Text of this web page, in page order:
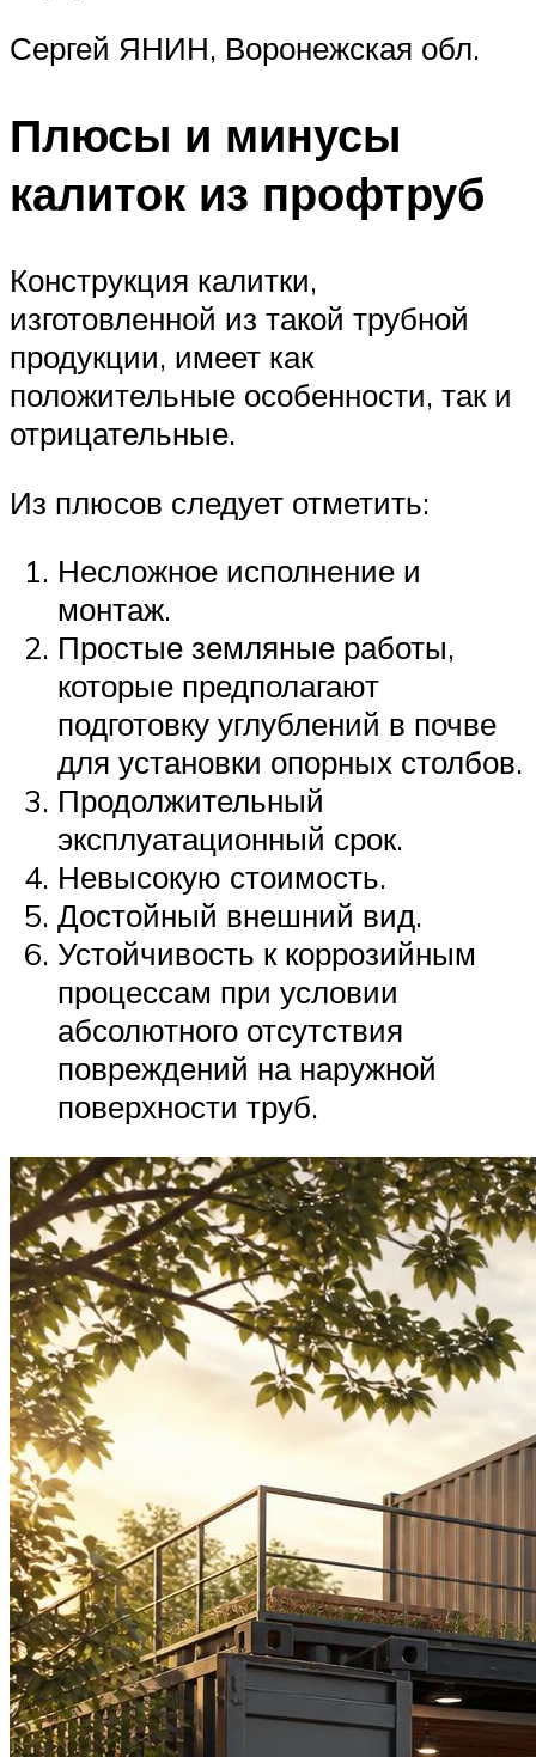
Сергей ЯНИН, Воронежская обл.
Плюсы и минусы
калиток из профтруб
Конструкция калитки,
изготовленной из такой трубной
продукции, имеет как
положительные особенности, так и
отрицательные.
Из плюсов следует отметить:
Несложное исполнение и
монтаж.
Простые земляные работы,
которые предполагают
подготовку углублений в почве
для установки опорных столбов.
Продолжительный
эксплуатационный срок.
Невысокую стоимость.
Достойный внешний вид.
Устойчивость к коррозийным
процессам при условии
абсолютного отсутствия
повреждений на наружной
поверхности труб.